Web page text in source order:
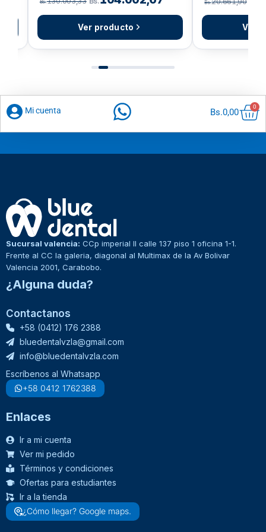
Bs.
Ver producto
Bs.
Ver
Mi cuenta Bs.0,00
0
Sucursal valencia: CCp imperial II calle 137 piso 1 oficina 1-1.
Frente al CC la galeria, diagonal al Multimax de la Av Bolivar
Valencia 2001, Carabobo.
¿Alguna duda?
Contactanos
+58 (0412) 176 2388
bluedentalvzla@gmail.com
info@bluedentalvzla.com
Escríbenos al Whatsapp
+58 0412 1762388
Enlaces
Ir a mi cuenta
Ver mi pedido
Términos y condiciones
Ofertas para estudiantes
Ir a la tienda
¿Cómo llegar? Google maps.